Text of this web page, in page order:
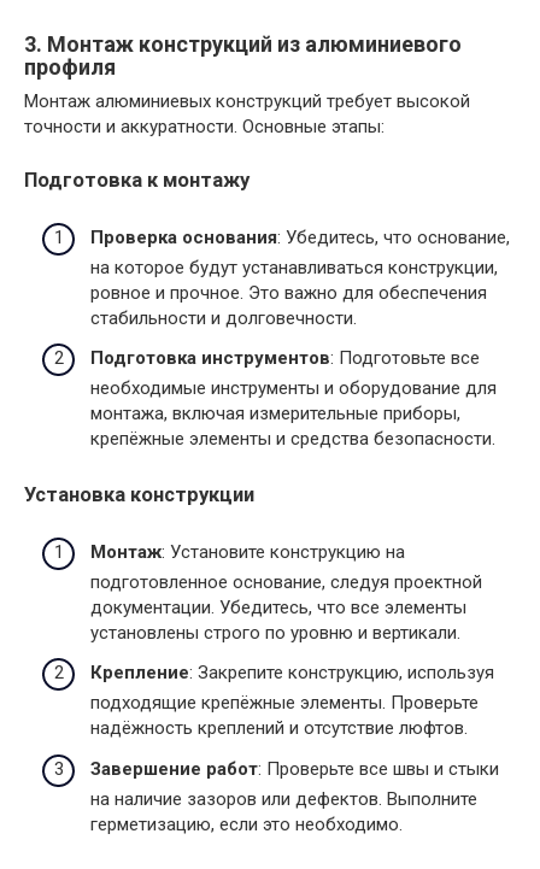
3. Монтаж конструкций из алюминиевого
профиля
Монтаж алюминиевых конструкций требует высокой
точности и аккуратности. Основные этапы:
Подготовка к монтажу
Проверка основания: Убедитесь, что основание,
на которое будут устанавливаться конструкции,
ровное и прочное. Это важно для обеспечения
стабильности и долговечности.
Подготовка инструментов: Подготовьте все
необходимые инструменты и оборудование для
монтажа, включая измерительные приборы,
крепёжные элементы и средства безопасности.
Установка конструкции
Монтаж: Установите конструкцию на
подготовленное основание, следуя проектной
документации. Убедитесь, что все элементы
установлены строго по уровню и вертикали.
Крепление: Закрепите конструкцию, используя
подходящие крепёжные элементы. Проверьте
надёжность креплений и отсутствие люфтов.
Завершение работ: Проверьте все швы и стыки
на наличие зазоров или дефектов. Выполните
герметизацию, если это необходимо.